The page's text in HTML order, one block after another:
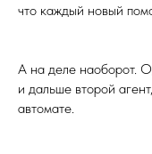
что каждый новый
А на деле наоборот.
и дальше второй
автомате.